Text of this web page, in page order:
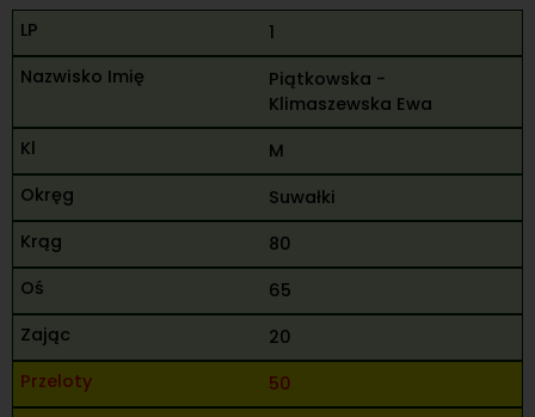
1
Piątkowska -
Klimaszewska Ewa
M
Suwałki
80
65
20
50